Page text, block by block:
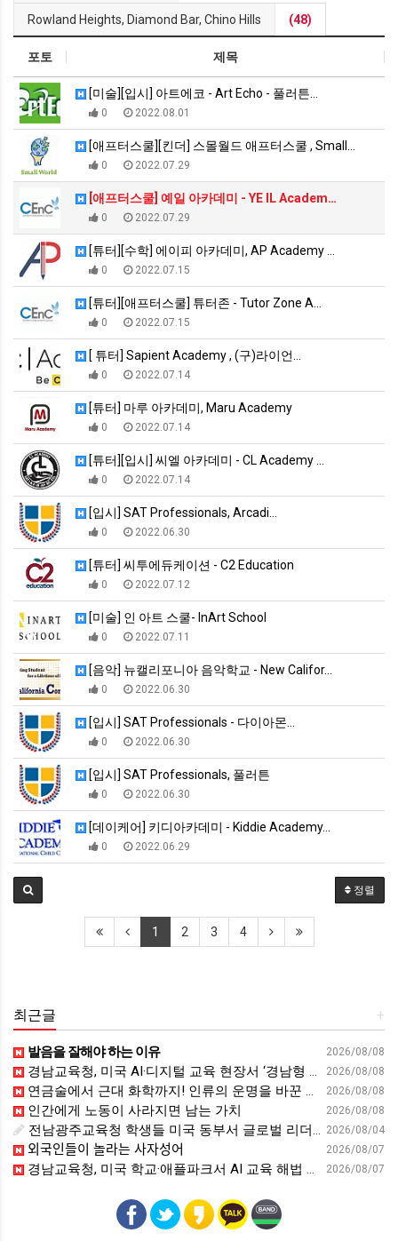
Rowland Heights, Diamond Bar, Chino Hills (48)
포토 제목
[미술][입시] 아트에코 - Art Echo - 풀러튼…
0 2022.08.01
[애프터스쿨][킨더] 스몰월드 애프터스쿨 , Small…
0 2022.07.29
[애프터스쿨] 예일 아카데미 - YE IL Academ…
0 2022.07.29
[튜터][수학] 에이피 아카데미, AP Academy …
0 2022.07.15
[튜터][애프터스쿨] 튜터존 - Tutor Zone A…
0 2022.07.15
[ 튜터] Sapient Academy , (구)라이언…
0 2022.07.14
[튜터] 마루 아카데미, Maru Academy
0 2022.07.14
[튜터][입시] 씨엘 아카데미 - CL Academy …
0 2022.07.14
[입시] SAT Professionals, Arcadi…
0 2022.06.30
[튜터] 씨투에듀케이션 - C2 Education
0 2022.07.12
[미술] 인 아트 스쿨- InArt School
0 2022.07.11
[음악] 뉴캘리포니아 음악학교 - New Califor…
0 2022.06.30
[입시] SAT Professionals - 다이아몬…
0 2022.06.30
[입시] SAT Professionals, 풀러튼
0 2022.06.30
[데이케어] 키디아카데미 - Kiddie Academy…
0 2022.06.29
정렬
1 2 3 4
+
최근글
2026/08/08
발음을 잘해야 하는 이유
2026/08/08
경남교육청, 미국 AI·디지털 교육 현장서 ‘경남형 해법’ 찾는다 - 뉴스프리존
2026/08/08
연금술에서 근대 화학까지! 인류의 운명을 바꾼 위대한 발견 : 생각하는 청소년을 위한 과학 시리즈 2부(feat.박문호 박사)
2026/08/08
인간에게 노동이 사라지면 남는 가치
2026/08/04
전남광주교육청 학생들 미국 동부서 글로벌 리더십 체험 - 전남인터넷신문
2026/08/07
외국인들이 놀라는 사자성어
2026/08/07
경남교육청, 미국 학교·애플파크서 AI 교육 해법 찾는다 - 스트레이트뉴스